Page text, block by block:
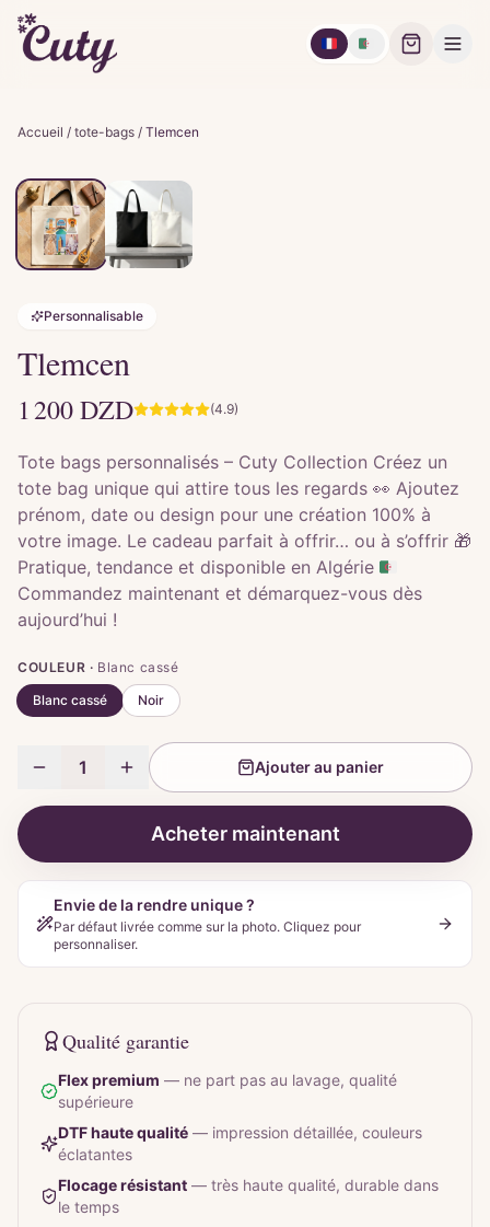
🇫🇷 🇩🇿
Accueil / tote-bags / Tlemcen
Personnalisable
Tlemcen
1 200DZD (4.9)
Tote bags personnalisés – Cuty Collection Créez un
tote bag unique qui attire tous les regards 👀 Ajoutez
prénom, date ou design pour une création 100% à
votre image. Le cadeau parfait à offrir… ou à s’offrir 🎁
Pratique, tendance et disponible en Algérie 🇩🇿
Commandez maintenant et démarquez-vous dès
aujourd’hui !
COULEUR · Blanc cassé
Blanc cassé
Noir
1 Ajouter au panier
Acheter maintenant
Envie de la rendre unique ?
Par défaut livrée comme sur la photo. Cliquez pour
personnaliser.
Qualité garantie
Flex premium — ne part pas au lavage, qualité
supérieure
DTF haute qualité — impression détaillée, couleurs
éclatantes
Flocage résistant — très haute qualité, durable dans
le temps